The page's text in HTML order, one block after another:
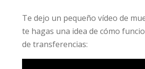
Te dejo un pequeño vídeo de
te hagas una idea de cómo
de transferencias: